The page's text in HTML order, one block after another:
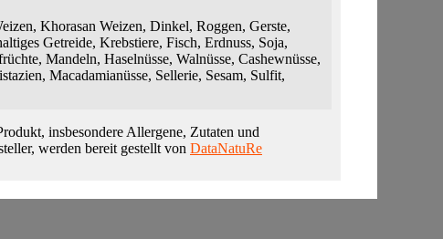
Khorasan Weizen, Dinkel, Roggen, Gerste,
Getreide, Krebstiere, Fisch, Erdnuss, Soja,
Mandeln, Haselnüsse, Walnüsse, Cashewnüsse,
Macadamianüsse, Sellerie, Sesam, Sulfit,
insbesondere Allergene, Zutaten und
werden bereit gestellt von DataNatuRe